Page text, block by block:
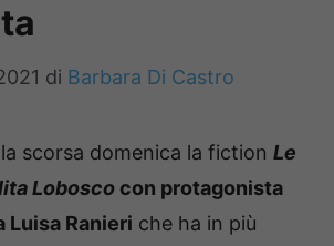
di Barbara Di Castro
scorsa domenica la fiction Le
Lobosco con protagonista
Luisa Ranieri che ha in più